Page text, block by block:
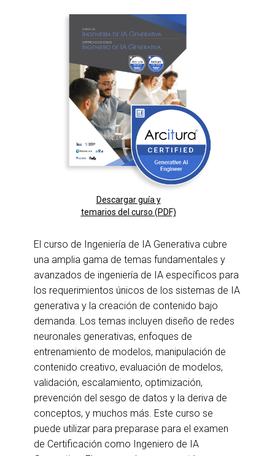
Descargar guía y
temarios del curso (PDF)
El curso de Ingeniería de IA Generativa cubre
una amplia gama de temas fundamentales y
avanzados de ingeniería de IA específicos para
los requerimientos únicos de los sistemas de IA
generativa y la creación de contenido bajo
demanda. Los temas incluyen diseño de redes
neuronales generativas, enfoques de
entrenamiento de modelos, manipulación de
contenido creativo, evaluación de modelos,
validación, escalamiento, optimización,
prevención del sesgo de datos y la deriva de
conceptos, y muchos más. Este curso se
puede utilizar para preparase para el examen
de Certificación como Ingeniero de IA